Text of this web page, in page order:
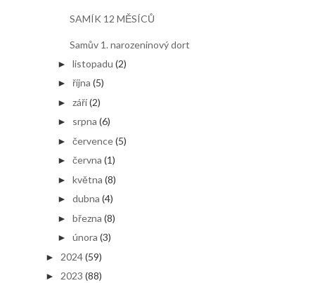
SAMÍK 12 MĚSÍCŮ
Samův 1. narozeninový dort
► listopadu (2)
► října (5)
► září(2)
► srpna (6)
► července(5)
► června (1)
► května (8)
► dubna (4)
► března (8)
► února (3)
► 2024(59)
► 2023 (88)